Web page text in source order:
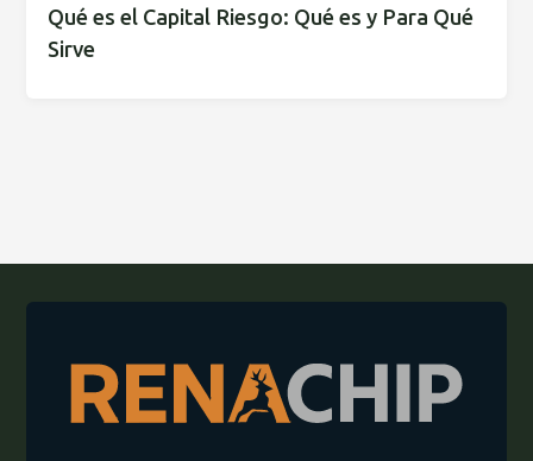
Qué es el Capital Riesgo: Qué es y Para Qué
Sirve